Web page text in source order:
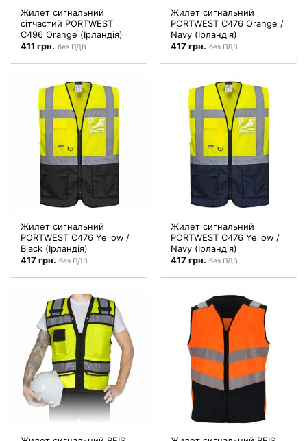
Жилет сигнальний
сітчастий PORTWEST
C496 Orange (Ірландія)
411грн. без ПДВ
Жилет сигнальний
PORTWEST C476 Orange /
Navy (Ірландія)
417грн. без ПДВ
Жилет сигнальний
PORTWEST C476 Yellow /
Black (Ірландія)
417грн. без ПДВ
Жилет сигнальний
PORTWEST C476 Yellow /
Navy (Ірландія)
417грн. без ПДВ